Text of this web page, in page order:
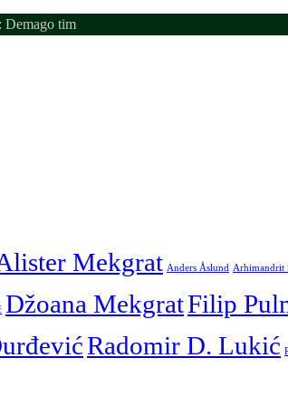
Demago tim
Mekgrat Anders Åslund Arhimandrit
Džoana MekgratFilip
Radomir D. Lukić